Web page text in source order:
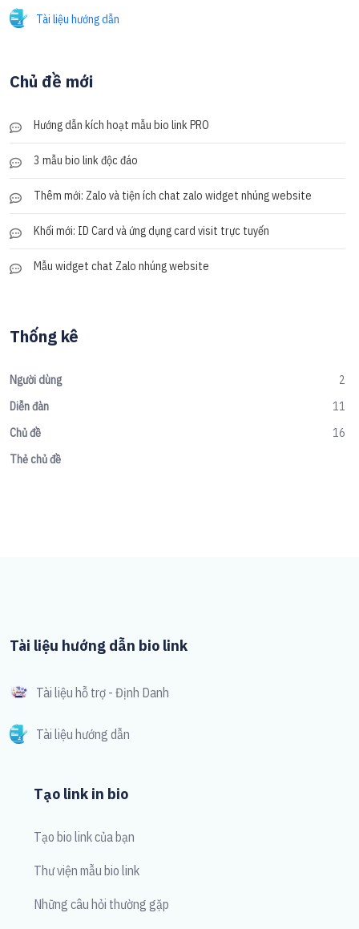
Tài liệu hướng dẫn
Chủ đề mới
Hướng dẫn kích hoạt mẫu bio link PRO
3 mẫu bio link độc đáo
Thêm mới: Zalo và tiện ích chat zalo widget nhúng website
Khối mới: ID Card và ứng dụng card visit trực tuyến
Mẫu widget chat Zalo nhúng website
Thống kê
Người dùng
2
Diễn đàn
11
Chủ đề
16
Thẻ chủ đề
Tài liệu hướng dẫn bio link
Tài liệu hỗ trợ - Định Danh
Tài liệu hướng dẫn
Tạo link in bio
Tạo bio link của bạn
Thư viện mẫu bio link
Những câu hỏi thường gặp